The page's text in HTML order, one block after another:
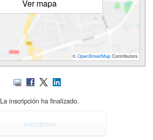
Ver mapa
© OpenStreetMap Contributors
La inscripción ha finalizado.
Inscribirse